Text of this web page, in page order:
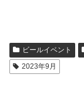
ビールイベント
2023年9月